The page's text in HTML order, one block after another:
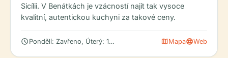
Sicílii. V Benátkách je vzácností najít tak vysoce
kvalitní, autentickou kuchyni za takové ceny.
schedule Pondělí: Zavřeno, Úterý: 12:00 – 15:00, 18:30 – 22:00, Středa:
mapMapalanguageWeb